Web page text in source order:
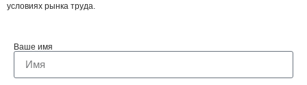
условиях рынка труда.
Ваше имя